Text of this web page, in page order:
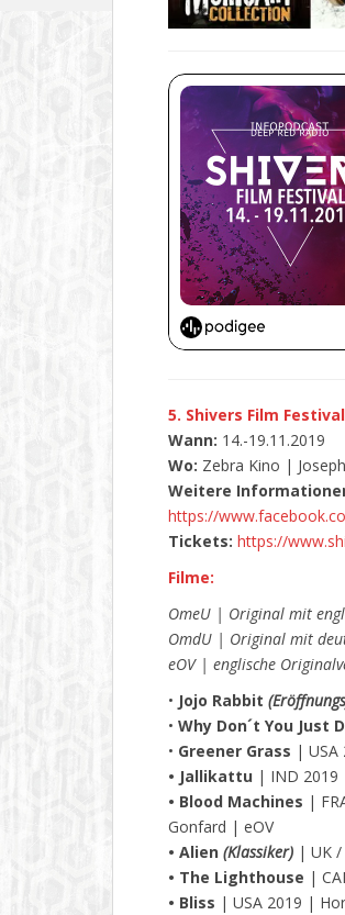
5. Shivers Film
Wann: 14.-19.11.2019
Wo: Zebra Kino |
Weitere
https://
Tickets: https://
Filme:
OmeU | Original mit
OmdU | Original mit
eOV | englische
• Jojo Rabbit
• Why Don´t You Just
• Greener Grass | USA
• Jallikattu | IND 2019
• Blood Machines |
Gonfard | eOV
• Alien (Klassiker) | UK
• The Lighthouse |
• Bliss | USA 2019 |